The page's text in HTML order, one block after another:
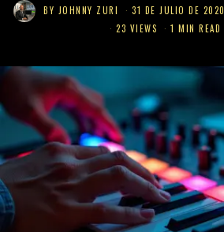
BY JOHNNY ZURI 31 DE JULIO DE 2020
23 VIEWS
1 MIN READ